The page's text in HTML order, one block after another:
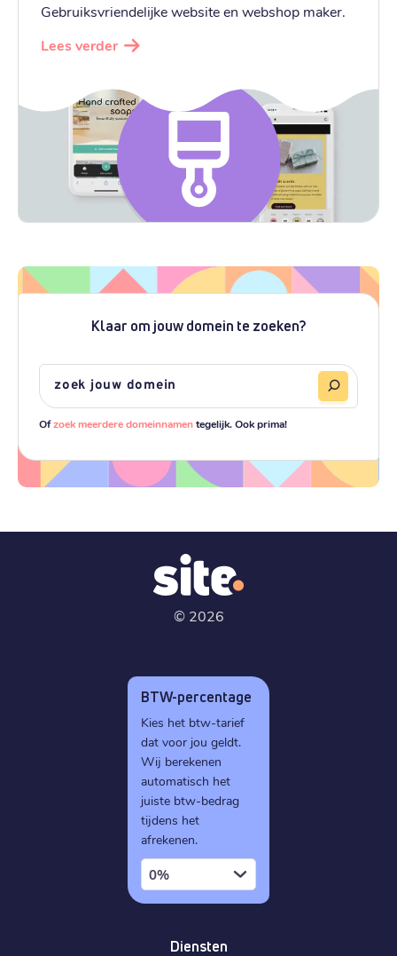
Gebruiksvriendelijke website en webshop maker.
Lees verder
Klaar om jouw domein te zoeken?
Ofzoek meerdere domeinnamentegelijk. Ook prima!
© 2026
BTW-percentage
Kies het btw-tarief
dat voor jou geldt.
Wij berekenen
automatisch het
juiste btw-bedrag
tijdens het
afrekenen.
0%
Diensten